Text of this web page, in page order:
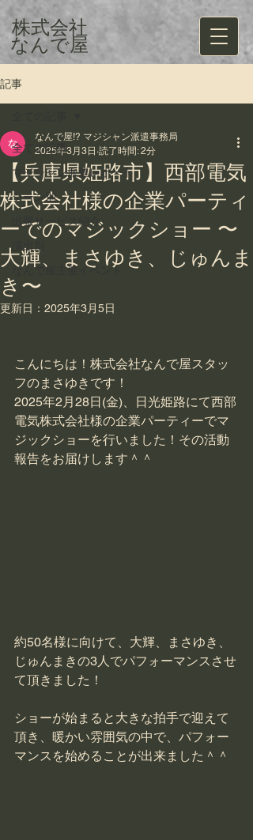
株式会社
​なんで屋
記事
全ての記事
マジシャン派遣レポート
シーン別
出張サービス紹介
演出別
なんで屋主催イベント
【兵庫県姫路市】西部電気
株式会社様の企業パーティ
ーでのマジックショー 〜
大輝、まさゆき、じゅんま
き〜
なんで屋!? マジシャン派遣事務局
2025年3月3日 読了時間: 2分
更新日： 2025年3月5日
こんにちは！株式会社なんで屋スタッ
フのまさゆきです！
2025年2月28日(金)、日光姫路にて西部
電気株式会社様の企業パーティーでマ
ジックショーを行いました！その活動
報告をお届けします＾＾
約50名様に向けて、大輝、まさゆき、
じゅんまきの3人でパフォーマンスさせ
て頂きました！
ショーが始まると大きな拍手で迎えて
頂き、暖かい雰囲気の中で、パフォー
マンスを始めることが出来ました＾＾